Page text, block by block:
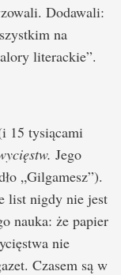
Dodawali:
na
literackie”.
15 tysiącami
Jego
„Gilgamesz”).
list nigdy nie jest
nauka: że papier
nie
Czasem są w